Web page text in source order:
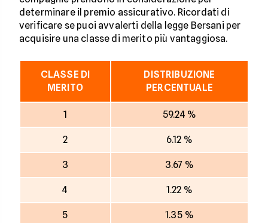
determinare il premio assicurativo. Ricordati di
verificare se puoi avvalerti della legge Bersani per
acquisire una classe di merito più vantaggiosa.
CLASSE DI
MERITO
DISTRIBUZIONE
PERCENTUALE
1 59.24 %
2 6.12 %
3 3.67 %
4 1.22 %
5 1.35 %